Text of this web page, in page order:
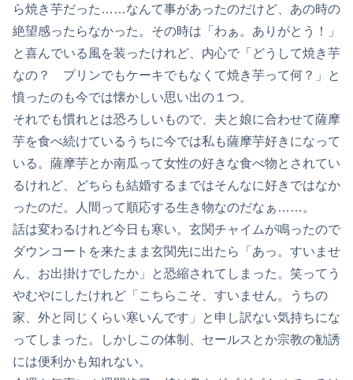
ら焼き芋だった……なんて事があったのだけど、あの時の
絶望感ったらなかった。その時は「わぁ。ありがとう！」
と喜んでいる風を装ったけれど、内心で「どうして焼き芋
なの？ プリンでもケーキでもなくて焼き芋って何？」と
憤ったのも今では懐かしい思い出の１つ。
それでも慣れとは恐ろしいもので、夫と娘に合わせて薩摩
芋を食べ続けているうちに今では私も薩摩芋好きになって
いる。薩摩芋とか南瓜って女性の好きな食べ物とされてい
るけれど、どちらも結婚するまではそんなに好きではなか
ったのだ。人間って順応する生き物なのだなぁ……。
話は変わるけれど今日も寒い。玄関チャイムが鳴ったので
ダウンコートを来たまま玄関先に出たら「あっ。すいませ
ん、お出掛けでしたか」と恐縮されてしまった。笑ってう
やむやにしたけれど「こちらこそ、すいません。うちの
家、外と同じくらい寒いんです」と申し訳ない気持ちにな
ってしまった。しかしこの体制、セールスとか宗教の勧誘
には便利かも知れない。